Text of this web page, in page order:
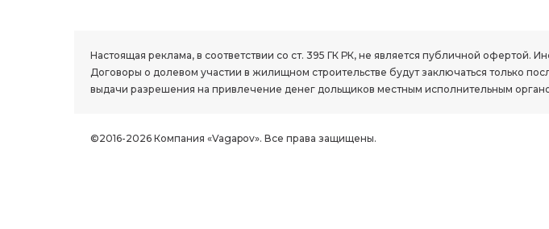
Настоящая реклама, в соответствии со ст. 395 ГК РК, не является публичной
Договоры о долевом участии в жилищном строительстве будут заключаться только
выдачи разрешения на привлечение денег дольщиков местным исполнительным
©2016-2026 Компания «Vagapov». Все права защищены.